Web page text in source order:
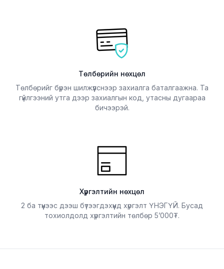
Төлбөрийн нөхцөл
Төлбөрийг бүрэн шилжүүлснээр захиалга баталгаажна. Та
гүйлгээний утга дээр захиалгын код, утасны дугаараа
бичээрэй.
Хүргэлтийн нөхцөл
2 ба түүнээс дээш бүтээгдэхүүнд хүргэлт ҮНЭГҮЙ. Бусад
тохиолдолд хүргэлтийн төлбөр 5’000₮.